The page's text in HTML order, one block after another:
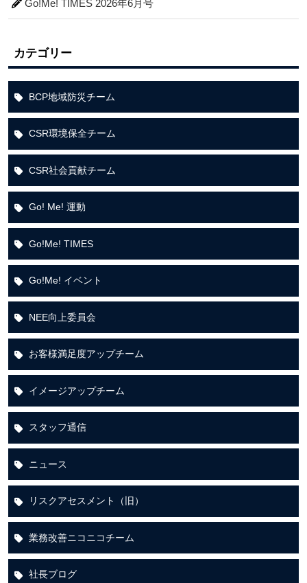
Go!Me! TIMES 2026年6月号
カテゴリー
BCP地域防災チーム
CSR環境保全チーム
CSR社会貢献チーム
Go! Me! 運動
Go!Me! TIMES
Go!Me! イベント
NEE向上委員会
お客様満足度アップチーム
イメージアップチーム
スタッフ通信
ニュース
リスクアセスメント（旧）
業務改善ニコニコチーム
社長ブログ